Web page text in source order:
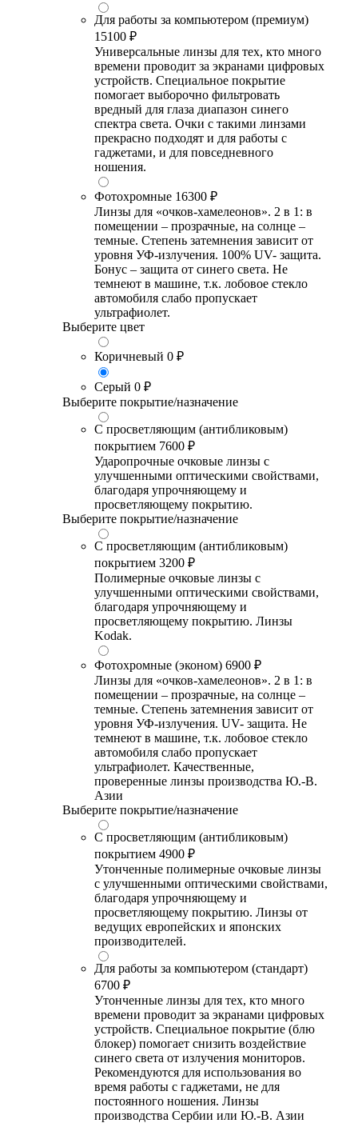
Для работы за компьютером (премиум)
15100 ₽
Универсальные линзы для тех, кто много
времени проводит за экранами цифровых
устройств. Специальное покрытие
помогает выборочно фильтровать
вредный для глаза диапазон синего
спектра света. Очки с такими линзами
прекрасно подходят и для работы с
гаджетами, и для повседневного
ношения.
Фотохромные 16300 ₽
Линзы для «очков-хамелеонов». 2 в 1: в
помещении – прозрачные, на солнце –
темные. Степень затемнения зависит от
уровня УФ-излучения. 100% UV- защита.
Бонус – защита от синего света. Не
темнеют в машине, т.к. лобовое стекло
автомобиля слабо пропускает
ультрафиолет.
Выберите цвет
Коричневый 0 ₽
Серый 0 ₽
Выберите покрытие/назначение
С просветляющим (антибликовым)
покрытием 7600 ₽
Ударопрочные очковые линзы с
улучшенными оптическими свойствами,
благодаря упрочняющему и
просветляющему покрытию.
Выберите покрытие/назначение
С просветляющим (антибликовым)
покрытием 3200 ₽
Полимерные очковые линзы с
улучшенными оптическими свойствами,
благодаря упрочняющему и
просветляющему покрытию. Линзы
Kodak.
Фотохромные (эконом) 6900 ₽
Линзы для «очков-хамелеонов». 2 в 1: в
помещении – прозрачные, на солнце –
темные. Степень затемнения зависит от
уровня УФ-излучения. UV- защита. Не
темнеют в машине, т.к. лобовое стекло
автомобиля слабо пропускает
ультрафиолет. Качественные,
проверенные линзы производства Ю.-В.
Азии
Выберите покрытие/назначение
С просветляющим (антибликовым)
покрытием 4900 ₽
Утонченные полимерные очковые линзы
с улучшенными оптическими свойствами,
благодаря упрочняющему и
просветляющему покрытию. Линзы от
ведущих европейских и японских
производителей.
Для работы за компьютером (стандарт)
6700 ₽
Утонченные линзы для тех, кто много
времени проводит за экранами цифровых
устройств. Специальное покрытие (блю
блокер) помогает снизить воздействие
синего света от излучения мониторов.
Рекомендуются для использования во
время работы с гаджетами, не для
постоянного ношения. Линзы
производства Сербии или Ю.-В. Азии